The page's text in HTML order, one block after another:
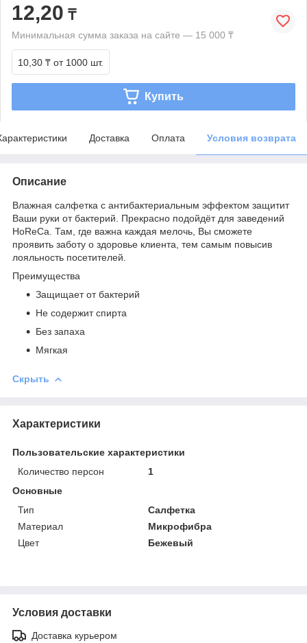
12,20 ₸
Минимальная сумма заказа на сайте — 15 000 ₸
10,30 ₸ от 1000 шт.
Купить
Доставка Оплата Условия возврата
Описание
Влажная салфетка с антибактериальным эффектом защитит
Ваши руки от бактерий. Прекрасно подойдёт для заведений
HoReCa. Там, где важна каждая мелочь, Вы сможете
проявить заботу о здоровье клиента, тем самым повысив
лояльность посетителей.
Преимущества
Защищает от бактерий
Не содержит спирта
Без запаха
Мягкая
Скрыть
Характеристики
Пользовательские характеристики
Количество персон
1
Основные
Тип
Салфетка
Материал
Микрофибра
Цвет
Бежевый
Условия доставки
Доставка курьером